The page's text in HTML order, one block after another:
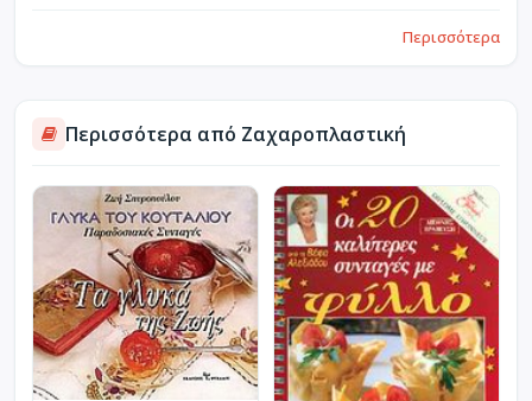
Περισσότερα
Περισσότερα από Ζαχαροπλαστική